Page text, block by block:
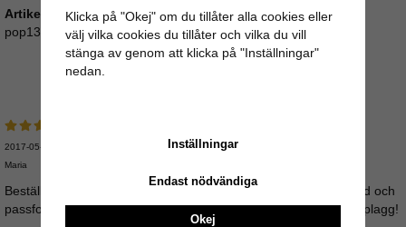
Artikelnummer:
pop131
2017-05-03
Maria
Beställde denna klänning i M. Sitter perfekt på mig, lagom längd och
passform. Snygg och enkel och linnet är underbart. Nytt favoritplagg!
Klicka på "Okej" om du tillåter alla cookies eller
välj vilka cookies du tillåter och vilka du vill
stänga av genom att klicka på "Inställningar"
nedan.
Inställningar
Endast nödvändiga
Okej